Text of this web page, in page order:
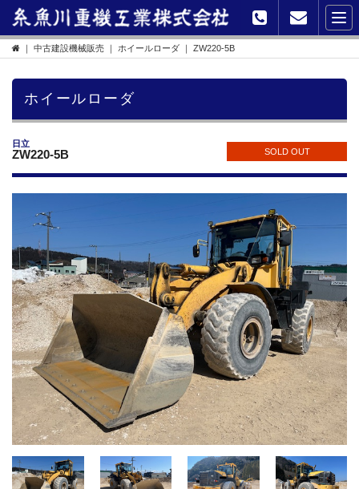
｜ 中古建設機械販売 ｜ ホイールローダ ｜ ZW220-5B
ホイールローダ
日立
ZW220-5B SOLD OUT